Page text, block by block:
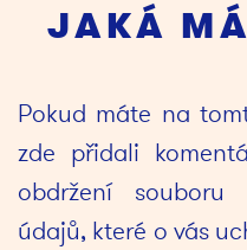
JAKÁ
Pokud máte na
zde přidali
obdržení
údajů, které o vás